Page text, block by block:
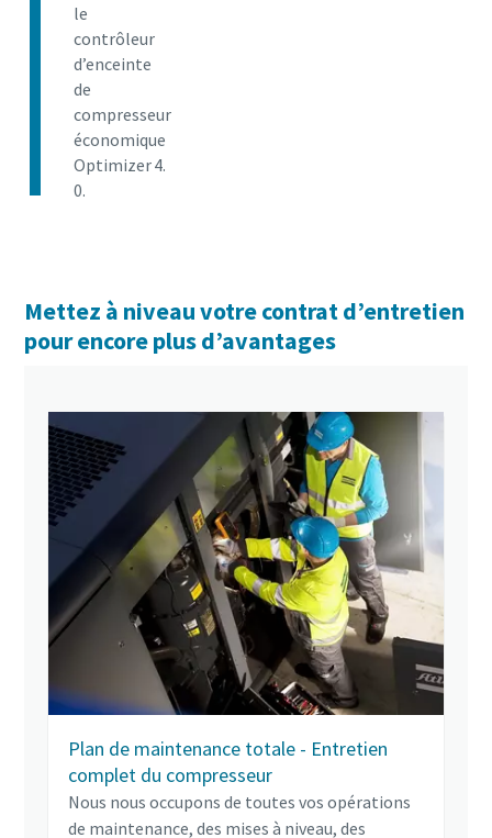
le
contrôleur
d’enceinte
de
compresseur
économique
Optimizer 4.
0.
Mettez à niveau votre contrat d’entretien
pour encore plus d’avantages
Plan de maintenance totale - Entretien
complet du compresseur
Nous nous occupons de toutes vos opérations
de maintenance, des mises à niveau, des